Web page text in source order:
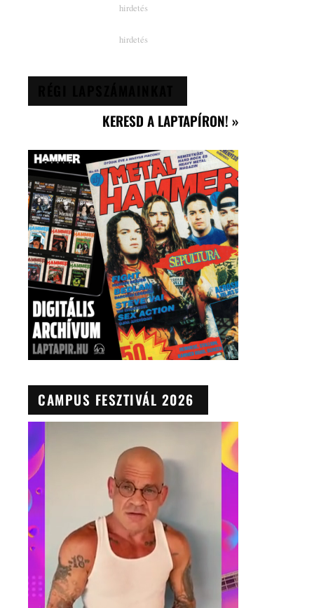
KERESD A LAPTAPÍRON! »
CAMPUS FESZTIVÁL 2026